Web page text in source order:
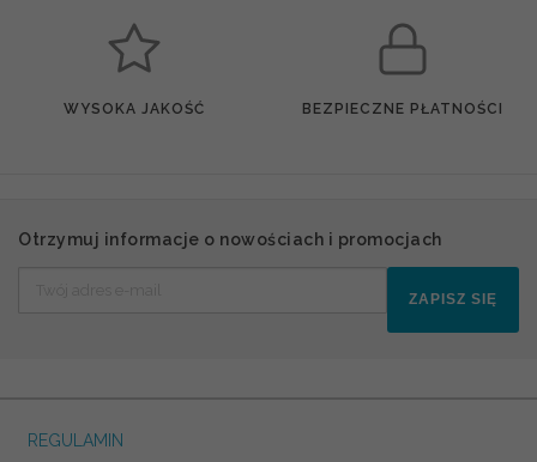
WYSOKA JAKOŚĆ BEZPIECZNE PŁATNOŚCI
Otrzymuj informacje o nowościach i promocjach
ZAPISZ SIĘ
REGULAMIN